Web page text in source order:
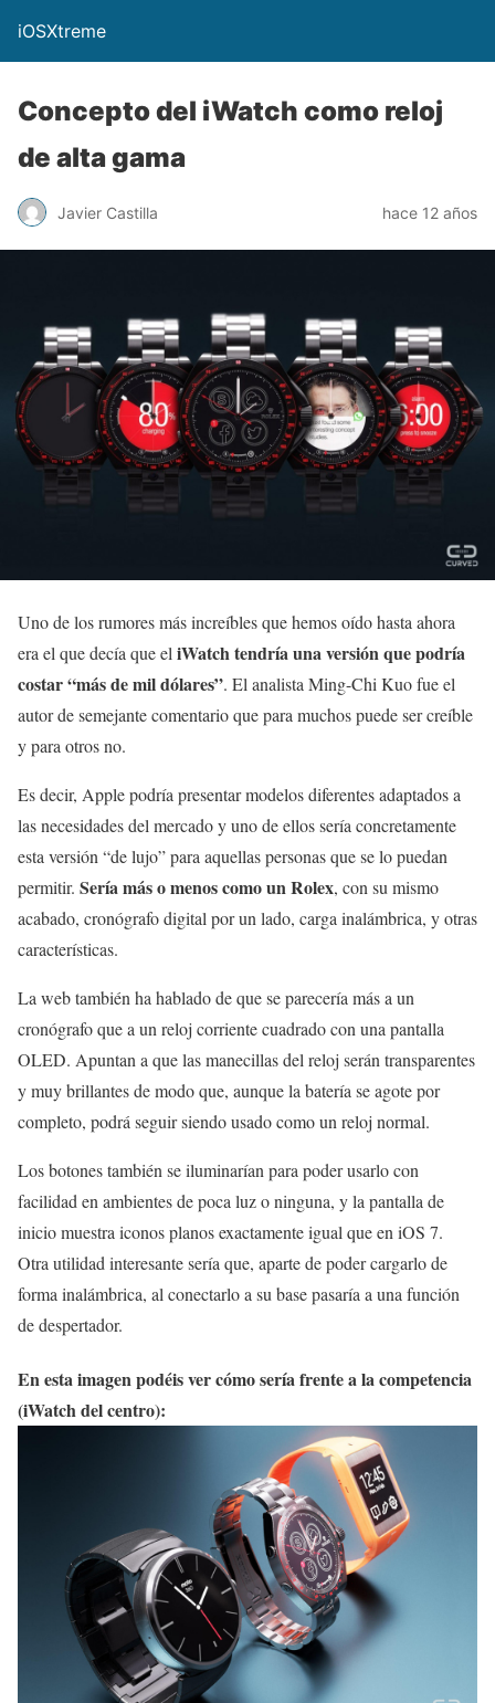
iOSXtreme
Concepto del iWatch como reloj
de alta gama
Javier Castilla hace 12 años
Uno de los rumores más increíbles que hemos oído hasta ahora
era el que decía que el iWatch tendría una versión que podría
costar “más de mil dólares”. El analista Ming-Chi Kuo fue el
autor de semejante comentario que para muchos puede ser creíble
y para otros no.
Es decir, Apple podría presentar modelos diferentes adaptados a
las necesidades del mercado y uno de ellos sería concretamente
esta versión “de lujo” para aquellas personas que se lo puedan
permitir. Sería más o menos como un Rolex, con su mismo
acabado, cronógrafo digital por un lado, carga inalámbrica, y otras
características.
La web también ha hablado de que se parecería más a un
cronógrafo que a un reloj corriente cuadrado con una pantalla
OLED. Apuntan a que las manecillas del reloj serán transparentes
y muy brillantes de modo que, aunque la batería se agote por
completo, podrá seguir siendo usado como un reloj normal.
Los botones también se iluminarían para poder usarlo con
facilidad en ambientes de poca luz o ninguna, y la pantalla de
inicio muestra iconos planos exactamente igual que en iOS 7.
Otra utilidad interesante sería que, aparte de poder cargarlo de
forma inalámbrica, al conectarlo a su base pasaría a una función
de despertador.
En esta imagen podéis ver cómo sería frente a la competencia
(iWatch del centro):